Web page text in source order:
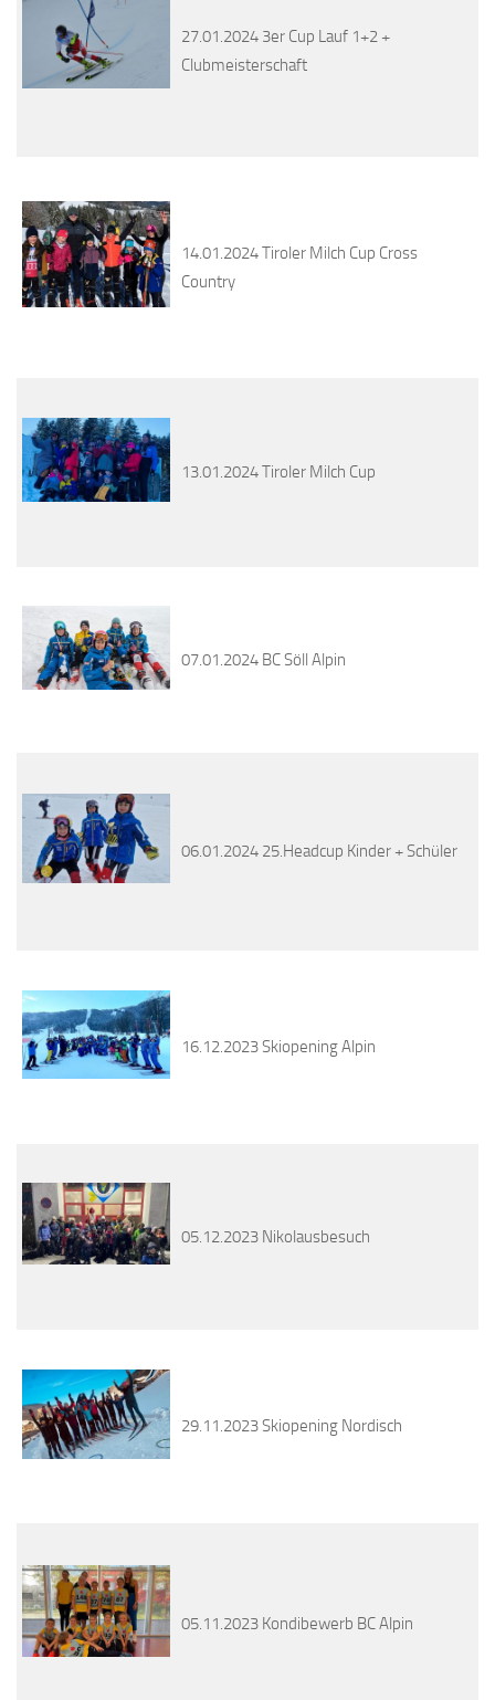
27.01.2024 3er Cup Lauf 1+2 +
Clubmeisterschaft
14.01.2024 Tiroler Milch Cup Cross
Country
13.01.2024 Tiroler Milch Cup
07.01.2024 BC Söll Alpin
06.01.2024 25.Headcup Kinder + Schüler
16.12.2023 Skiopening Alpin
05.12.2023 Nikolausbesuch
29.11.2023 Skiopening Nordisch
05.11.2023 Kondibewerb BC Alpin